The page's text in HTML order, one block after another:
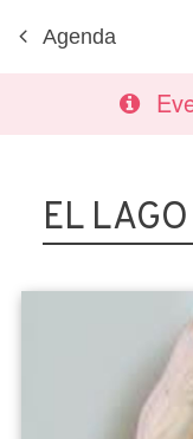
Agenda
EL